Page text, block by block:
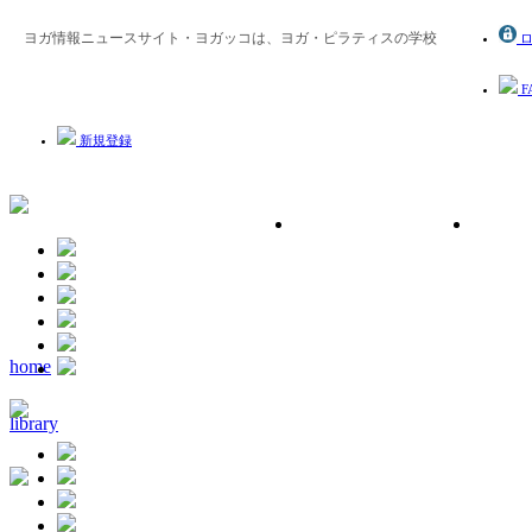
ヨガ情報ニュースサイト・ヨガッコは、ヨガ・ピラティスの学校
新規登録
home
library